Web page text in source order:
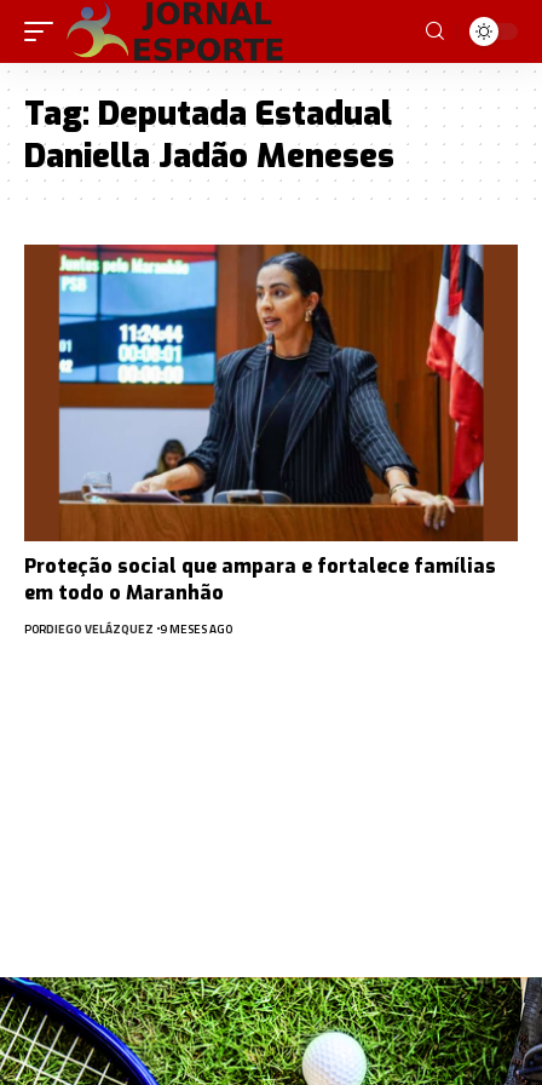
Tag: Deputada Estadual
Daniella Jadão Meneses
Proteção social que ampara e fortalece famílias
em todo o Maranhão
PORDIEGO VELÁZQUEZ 9 MESES AGO